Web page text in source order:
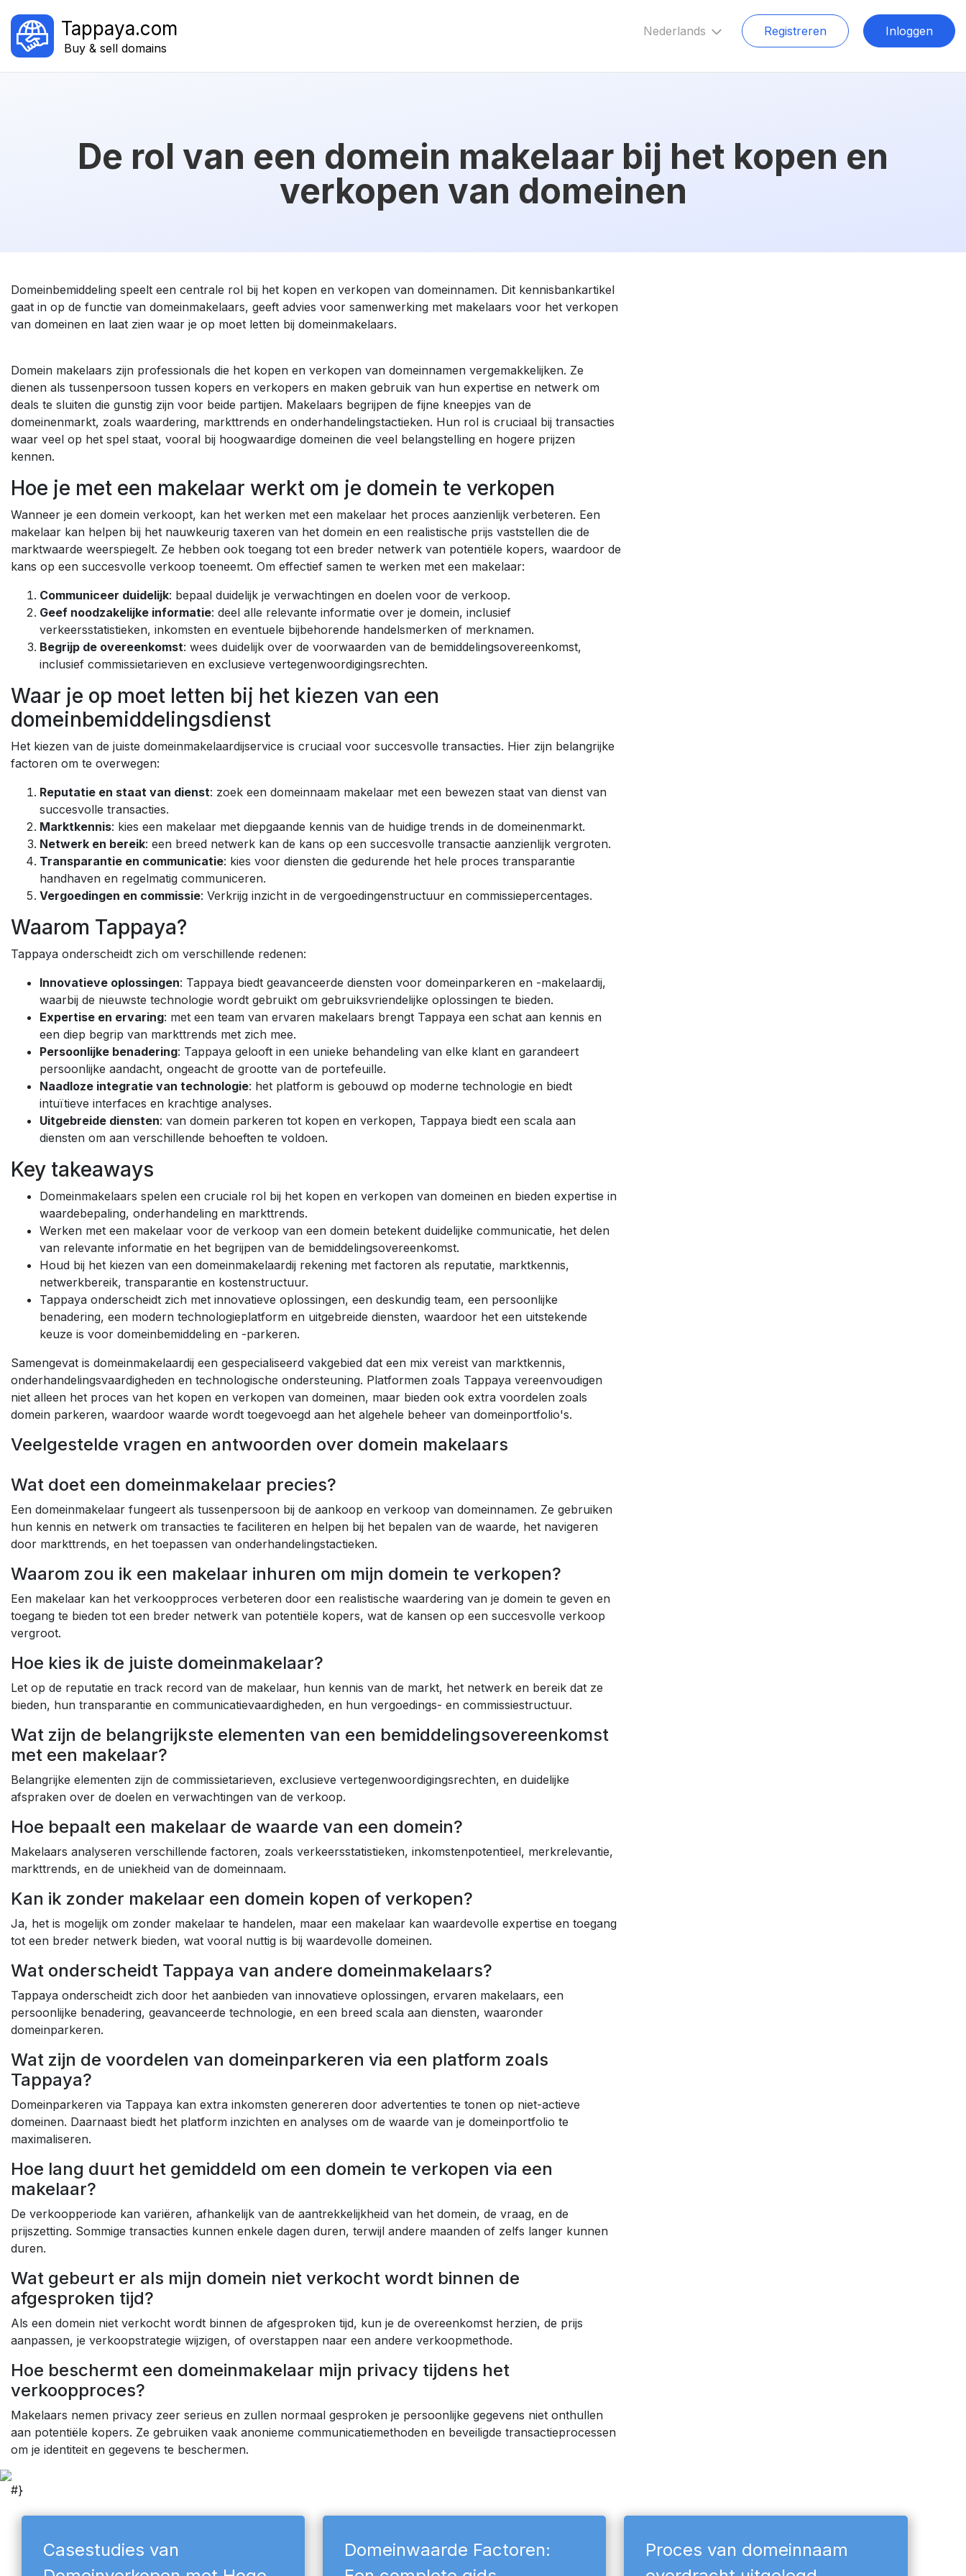
Tappaya.com
Buy & sell domains
Registreren Inloggen
Nederlands
De rol van een domein makelaar bij het kopen en
verkopen van domeinen
Domeinbemiddeling speelt een centrale rol bij het kopen en verkopen van domeinnamen. Dit kennisbankartikel
gaat in op de functie van domeinmakelaars, geeft advies voor samenwerking met makelaars voor het verkopen
van domeinen en laat zien waar je op moet letten bij domeinmakelaars.
Domein makelaars zijn professionals die het kopen en verkopen van domeinnamen vergemakkelijken. Ze
dienen als tussenpersoon tussen kopers en verkopers en maken gebruik van hun expertise en netwerk om
deals te sluiten die gunstig zijn voor beide partijen. Makelaars begrijpen de fijne kneepjes van de
domeinenmarkt, zoals waardering, markttrends en onderhandelingstactieken. Hun rol is cruciaal bij transacties
waar veel op het spel staat, vooral bij hoogwaardige domeinen die veel belangstelling en hogere prijzen
kennen.
Hoe je met een makelaar werkt om je domein te verkopen
Wanneer je een domein verkoopt, kan het werken met een makelaar het proces aanzienlijk verbeteren. Een
makelaar kan helpen bij het nauwkeurig taxeren van het domein en een realistische prijs vaststellen die de
marktwaarde weerspiegelt. Ze hebben ook toegang tot een breder netwerk van potentiële kopers, waardoor de
kans op een succesvolle verkoop toeneemt. Om effectief samen te werken met een makelaar:
Communiceer duidelijk: bepaal duidelijk je verwachtingen en doelen voor de verkoop.
Geef noodzakelijke informatie: deel alle relevante informatie over je domein, inclusief
verkeersstatistieken, inkomsten en eventuele bijbehorende handelsmerken of merknamen.
Begrijp de overeenkomst: wees duidelijk over de voorwaarden van de bemiddelingsovereenkomst,
inclusief commissietarieven en exclusieve vertegenwoordigingsrechten.
Waar je op moet letten bij het kiezen van een
domeinbemiddelingsdienst
Het kiezen van de juiste domeinmakelaardijservice is cruciaal voor succesvolle transacties. Hier zijn belangrijke
factoren om te overwegen:
Reputatie en staat van dienst: zoek een domeinnaam makelaar met een bewezen staat van dienst van
succesvolle transacties.
Marktkennis: kies een makelaar met diepgaande kennis van de huidige trends in de domeinenmarkt.
Netwerk en bereik: een breed netwerk kan de kans op een succesvolle transactie aanzienlijk vergroten.
Transparantie en communicatie: kies voor diensten die gedurende het hele proces transparantie
handhaven en regelmatig communiceren.
Vergoedingen en commissie: Verkrijg inzicht in de vergoedingenstructuur en commissiepercentages.
Waarom Tappaya?
Tappaya onderscheidt zich om verschillende redenen:
Innovatieve oplossingen: Tappaya biedt geavanceerde diensten voor domeinparkeren en -makelaardij,
waarbij de nieuwste technologie wordt gebruikt om gebruiksvriendelijke oplossingen te bieden.
Expertise en ervaring: met een team van ervaren makelaars brengt Tappaya een schat aan kennis en
een diep begrip van markttrends met zich mee.
Persoonlijke benadering: Tappaya gelooft in een unieke behandeling van elke klant en garandeert
persoonlijke aandacht, ongeacht de grootte van de portefeuille.
Naadloze integratie van technologie: het platform is gebouwd op moderne technologie en biedt
intuïtieve interfaces en krachtige analyses.
Uitgebreide diensten: van domein parkeren tot kopen en verkopen, Tappaya biedt een scala aan
diensten om aan verschillende behoeften te voldoen.
Key takeaways
Domeinmakelaars spelen een cruciale rol bij het kopen en verkopen van domeinen en bieden expertise in
waardebepaling, onderhandeling en markttrends.
Werken met een makelaar voor de verkoop van een domein betekent duidelijke communicatie, het delen
van relevante informatie en het begrijpen van de bemiddelingsovereenkomst.
Houd bij het kiezen van een domeinmakelaardij rekening met factoren als reputatie, marktkennis,
netwerkbereik, transparantie en kostenstructuur.
Tappaya onderscheidt zich met innovatieve oplossingen, een deskundig team, een persoonlijke
benadering, een modern technologieplatform en uitgebreide diensten, waardoor het een uitstekende
keuze is voor domeinbemiddeling en -parkeren.
Samengevat is domeinmakelaardij een gespecialiseerd vakgebied dat een mix vereist van marktkennis,
onderhandelingsvaardigheden en technologische ondersteuning. Platformen zoals Tappaya vereenvoudigen
niet alleen het proces van het kopen en verkopen van domeinen, maar bieden ook extra voordelen zoals
domein parkeren, waardoor waarde wordt toegevoegd aan het algehele beheer van domeinportfolio's.
Veelgestelde vragen en antwoorden over domein makelaars
Wat doet een domeinmakelaar precies?
Een domeinmakelaar fungeert als tussenpersoon bij de aankoop en verkoop van domeinnamen. Ze gebruiken
hun kennis en netwerk om transacties te faciliteren en helpen bij het bepalen van de waarde, het navigeren
door markttrends, en het toepassen van onderhandelingstactieken.
Waarom zou ik een makelaar inhuren om mijn domein te verkopen?
Een makelaar kan het verkoopproces verbeteren door een realistische waardering van je domein te geven en
toegang te bieden tot een breder netwerk van potentiële kopers, wat de kansen op een succesvolle verkoop
vergroot.
Hoe kies ik de juiste domeinmakelaar?
Let op de reputatie en track record van de makelaar, hun kennis van de markt, het netwerk en bereik dat ze
bieden, hun transparantie en communicatievaardigheden, en hun vergoedings- en commissiestructuur.
Wat zijn de belangrijkste elementen van een bemiddelingsovereenkomst
met een makelaar?
Belangrijke elementen zijn de commissietarieven, exclusieve vertegenwoordigingsrechten, en duidelijke
afspraken over de doelen en verwachtingen van de verkoop.
Hoe bepaalt een makelaar de waarde van een domein?
Makelaars analyseren verschillende factoren, zoals verkeersstatistieken, inkomstenpotentieel, merkrelevantie,
markttrends, en de uniekheid van de domeinnaam.
Kan ik zonder makelaar een domein kopen of verkopen?
Ja, het is mogelijk om zonder makelaar te handelen, maar een makelaar kan waardevolle expertise en toegang
tot een breder netwerk bieden, wat vooral nuttig is bij waardevolle domeinen.
Wat onderscheidt Tappaya van andere domeinmakelaars?
Tappaya onderscheidt zich door het aanbieden van innovatieve oplossingen, ervaren makelaars, een
persoonlijke benadering, geavanceerde technologie, en een breed scala aan diensten, waaronder
domeinparkeren.
Wat zijn de voordelen van domeinparkeren via een platform zoals
Tappaya?
Domeinparkeren via Tappaya kan extra inkomsten genereren door advertenties te tonen op niet-actieve
domeinen. Daarnaast biedt het platform inzichten en analyses om de waarde van je domeinportfolio te
maximaliseren.
Hoe lang duurt het gemiddeld om een domein te verkopen via een
makelaar?
De verkoopperiode kan variëren, afhankelijk van de aantrekkelijkheid van het domein, de vraag, en de
prijszetting. Sommige transacties kunnen enkele dagen duren, terwijl andere maanden of zelfs langer kunnen
duren.
Wat gebeurt er als mijn domein niet verkocht wordt binnen de
afgesproken tijd?
Als een domein niet verkocht wordt binnen de afgesproken tijd, kun je de overeenkomst herzien, de prijs
aanpassen, je verkoopstrategie wijzigen, of overstappen naar een andere verkoopmethode.
Hoe beschermt een domeinmakelaar mijn privacy tijdens het
verkoopproces?
Makelaars nemen privacy zeer serieus en zullen normaal gesproken je persoonlijke gegevens niet onthullen
aan potentiële kopers. Ze gebruiken vaak anonieme communicatiemethoden en beveiligde transactieprocessen
om je identiteit en gegevens te beschermen.
#}
Casestudies van
Domeinwaarde Factoren:
Proces van domeinnaam